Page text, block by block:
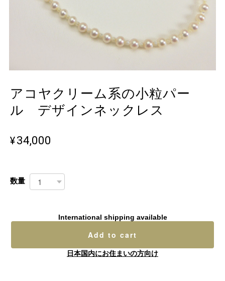
アコヤクリーム系の小粒パー
ル デザインネックレス
¥34,000
数量
International shipping available
Add to cart
日本国内にお住まいの方向け